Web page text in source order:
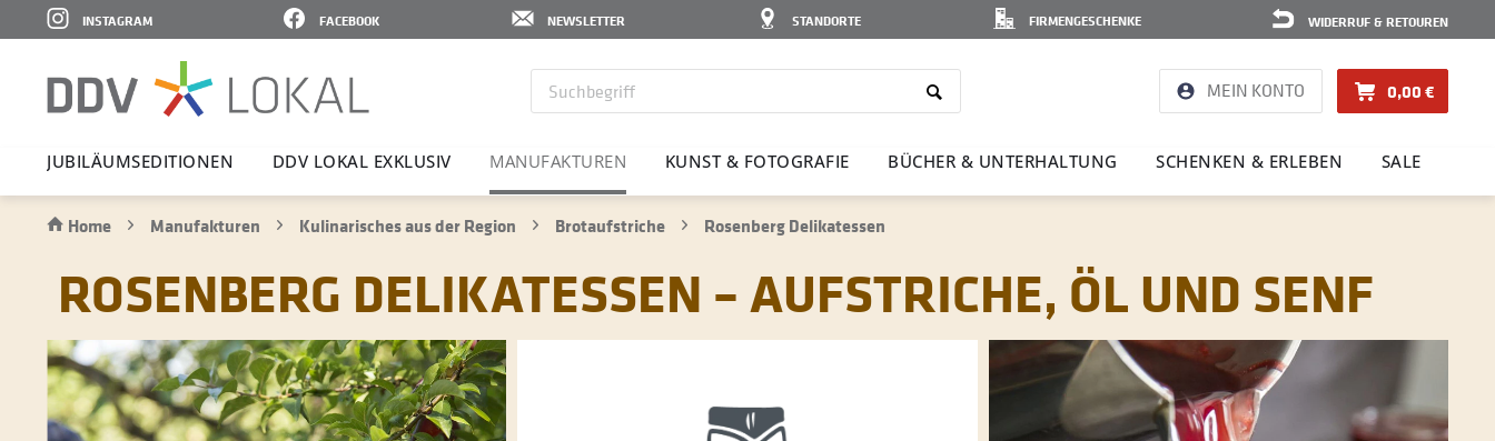
WIDERRUF & RETOUREN
FIRMENGESCHENKE
STANDORTE
NEWSLETTER
FACEBOOK
INSTAGRAM
MEIN KONTO 0,00 €
JUBI­LÄ­UMS­E­DI­TIONEN DDV LOKAL EXKLUSIV MANU­FAK­TUREN KUNST & FOTO­GRAFIE BÜCHER & UNTER­HAL­TUNG SCHENKEN & ERLEBEN SALE
Home Manufakturen Kulinarisches aus der Region Brotaufstriche Rosenberg Delikatessen
ROSENBERG DELIKATESSEN – AUFSTRICHE, ÖL UND SENF